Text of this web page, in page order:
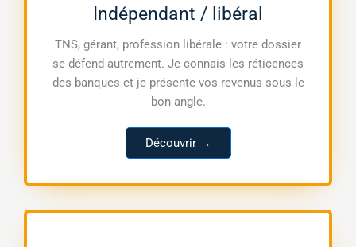
Indépendant / libéral
TNS, gérant, profession libérale : votre dossier
se défend autrement. Je connais les réticences
des banques et je présente vos revenus sous le
bon angle.
Découvrir →